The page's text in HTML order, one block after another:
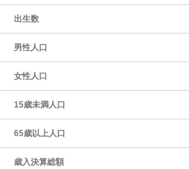
出生数
男性人口
女性人口
15歳未満人口
65歳以上人口
歳入決算総額